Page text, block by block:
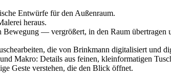
Entwürfe für den Außenraum.
heraus.
— vergrößert, in den Raum übertragen
die von Brinkmann digitalisiert und
Makro: Details aus feinen, kleinformatigen
Geste verstehen, die den Blick öffnet.